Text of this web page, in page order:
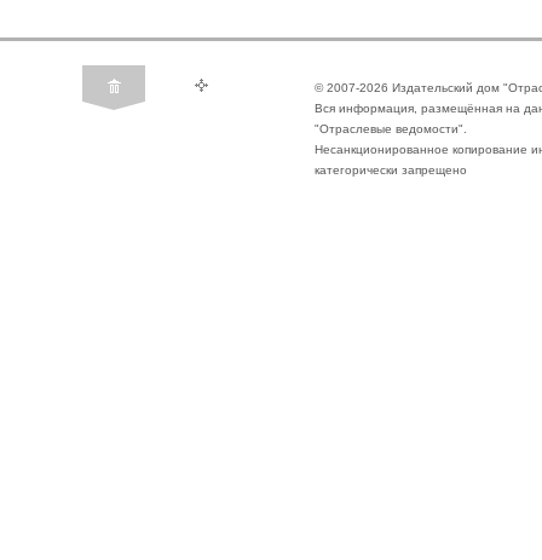
© 2007-2026 Издательский дом
Вся информация, размещённая на
"Отраслевые ведомости".
Несанкционированное копирование
категорически запрещено